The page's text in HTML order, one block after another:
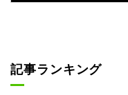
記事ランキング